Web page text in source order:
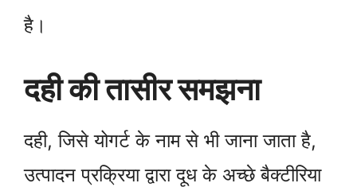
है।
दही की तासीर समझना
दही, जिसे योगर्ट के नाम से भी जाना जाता है,
उत्पादन प्रक्रिया द्वारा दूध के अच्छे बैक्टीरिया